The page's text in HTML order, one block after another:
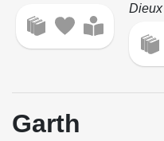
Dieux
Garth